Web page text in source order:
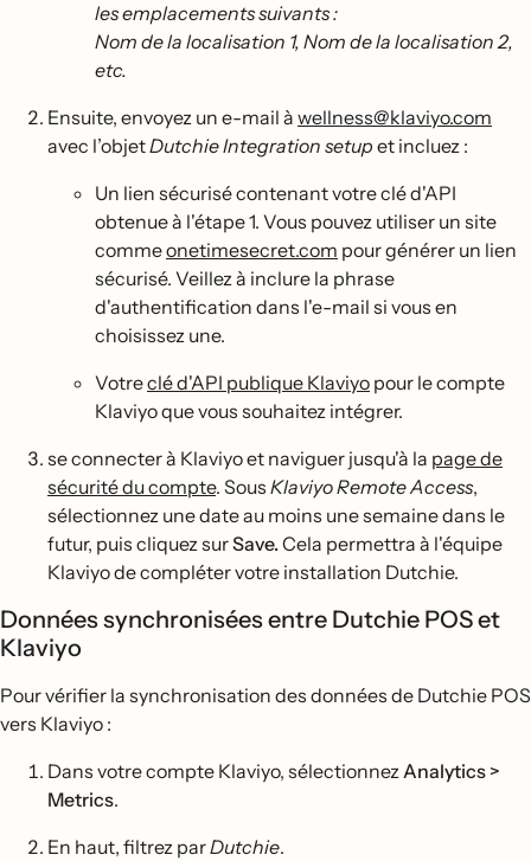
les emplacements suivants :
Nom de la localisation 1, Nom de la localisation 2,
etc.
Ensuite, envoyez un e-mail à wellness@klaviyo.com
avec l’objetDutchie Integration setup et incluez :
Un lien sécurisé contenant votre clé d'API
obtenue à l'étape 1. Vous pouvez utiliser un site
commeonetimesecret.com pour générer un lien
sécurisé. Veillez à inclure la phrase
d'authentification dans l'e-mail si vous en
choisissez une.
Votreclé d'API publique Klaviyo pour le compte
Klaviyo que vous souhaitez intégrer.
se connecter à Klaviyo et naviguer jusqu'à la page de
sécurité du compte. Sous Klaviyo Remote Access,
sélectionnez une date au moins une semaine dans le
futur, puis cliquez surSave.Cela permettra à l'équipe
Klaviyo de compléter votre installation Dutchie.
Données synchronisées entre Dutchie POS et
Klaviyo
Pour vérifier la synchronisation des données de Dutchie POS
vers Klaviyo :
Dans votre compte Klaviyo, sélectionnezAnalytics >
Metrics.
En haut, filtrez parDutchie.